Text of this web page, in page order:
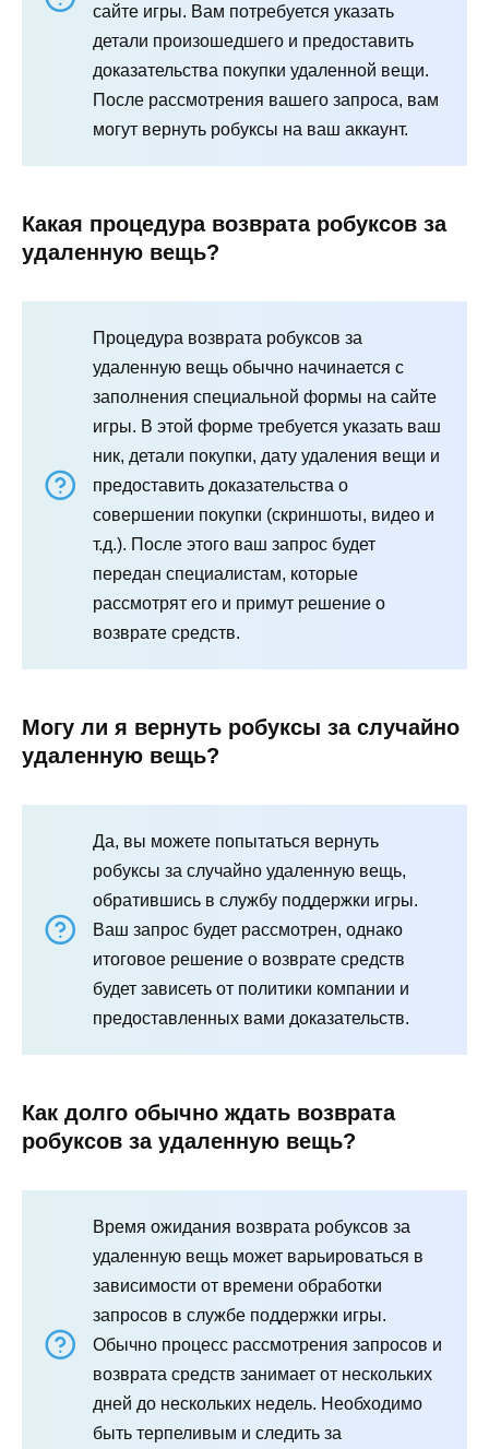
сайте игры. Вам потребуется указать
детали произошедшего и предоставить
доказательства покупки удаленной вещи.
После рассмотрения вашего запроса, вам
могут вернуть робуксы на ваш аккаунт.
Какая процедура возврата робуксов за
удаленную вещь?
Процедура возврата робуксов за
удаленную вещь обычно начинается с
заполнения специальной формы на сайте
игры. В этой форме требуется указать ваш
ник, детали покупки, дату удаления вещи и
предоставить доказательства о
совершении покупки (скриншоты, видео и
т.д.). После этого ваш запрос будет
передан специалистам, которые
рассмотрят его и примут решение о
возврате средств.
Могу ли я вернуть робуксы за случайно
удаленную вещь?
Да, вы можете попытаться вернуть
робуксы за случайно удаленную вещь,
обратившись в службу поддержки игры.
Ваш запрос будет рассмотрен, однако
итоговое решение о возврате средств
будет зависеть от политики компании и
предоставленных вами доказательств.
Как долго обычно ждать возврата
робуксов за удаленную вещь?
Время ожидания возврата робуксов за
удаленную вещь может варьироваться в
зависимости от времени обработки
запросов в службе поддержки игры.
Обычно процесс рассмотрения запросов и
возврата средств занимает от нескольких
дней до нескольких недель. Необходимо
быть терпеливым и следить за